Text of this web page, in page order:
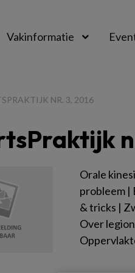
Vakinformatie
NR. 3, 2016
Orale
probleem |
& tricks |
Over